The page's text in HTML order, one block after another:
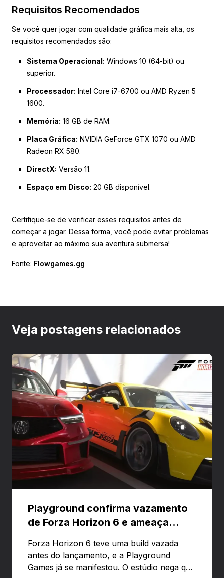
Requisitos Recomendados
Se você quer jogar com qualidade gráfica mais alta, os
requisitos recomendados são:
Sistema Operacional: Windows 10 (64-bit) ou
superior.
Processador: Intel Core i7-6700 ou AMD Ryzen 5
1600.
Memória: 16 GB de RAM.
Placa Gráfica: NVIDIA GeForce GTX 1070 ou AMD
Radeon RX 580.
DirectX: Versão 11.
Espaço em Disco: 20 GB disponível.
Certifique-se de verificar esses requisitos antes de
começar a jogar. Dessa forma, você pode evitar problemas
e aproveitar ao máximo sua aventura submersa!
Fonte: Flowgames.gg
Veja postagens relacionados
Playground confirma vazamento
de Forza Horizon 6 e ameaça
Forza Horizon 6 teve uma build vazada
antes do lançamento, e a Playground
Games já se manifestou. O estúdio nega que